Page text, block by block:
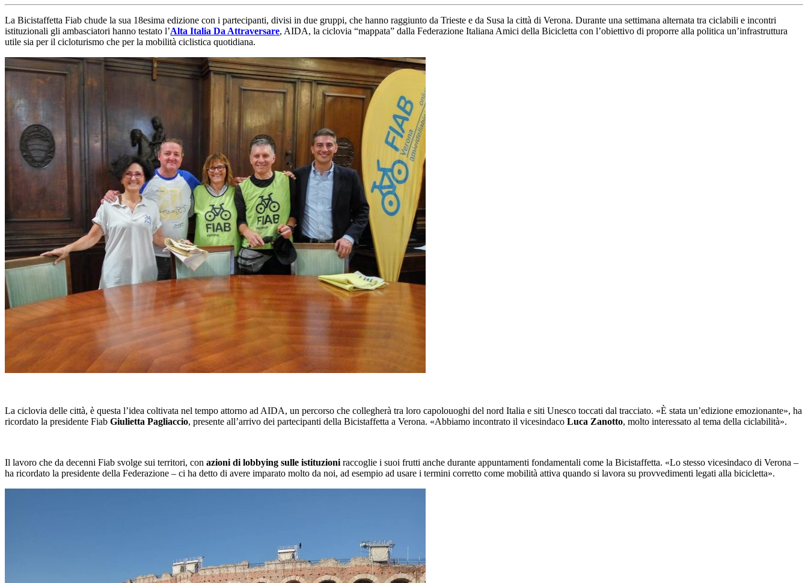
La Bicistaffetta Fiab chude la sua 18esima edizione con i partecipanti, divisi in due gruppi, che hanno raggiunto da Trieste e da Susa la città di Verona. Durante una settimana alternata tra ciclabili e incontri
istituzionali gli ambasciatori hanno testato l’Alta Italia Da Attraversare, AIDA, la ciclovia “mappata” dalla Federazione Italiana Amici della Bicicletta con l’obiettivo di proporre alla politica un’infrastruttura
utile sia per il cicloturismo che per la mobilità ciclistica quotidiana.
La ciclovia delle città, è questa l’idea coltivata nel tempo attorno ad AIDA, un percorso che collegherà tra loro capolouoghi del nord Italia e siti Unesco toccati dal tracciato. «È stata un’edizione emozionante», ha
ricordato la presidente Fiab Giulietta Pagliaccio, presente all’arrivo dei partecipanti della Bicistaffetta a Verona. «Abbiamo incontrato il vicesindaco Luca Zanotto, molto interessato al tema della ciclabilità».
Il lavoro che da decenni Fiab svolge sui territori, con azioni di lobbying sulle istituzioniraccoglie i suoi frutti anche durante appuntamenti fondamentali come la Bicistaffetta. «Lo stesso vicesindaco di Verona –
ha ricordato la presidente della Federazione – ci ha detto di avere imparato molto da noi, ad esempio ad usare i termini corretto come mobilità attiva quando si lavora su provvedimenti legati alla bicicletta».